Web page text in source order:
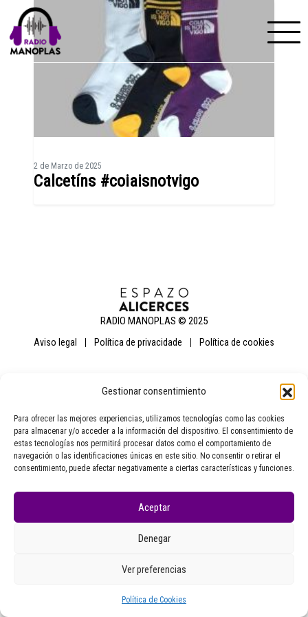
Gestionar consentimiento
Para ofrecer las mejores experiencias, utilizamos tecnologías como las cookies
para almacenar y/o acceder a la información del dispositivo. El consentimiento de
estas tecnologías nos permitirá procesar datos como el comportamiento de
navegación o las identificaciones únicas en este sitio. No consentir o retirar el
consentimiento, puede afectar negativamente a ciertas características y funciones.
Aceptar
Denegar
Ver preferencias
Política de Cookies
Skip to content
2 de Marzo de 2025
Calcetíns #coiaisnotvigo
RADIO MANOPLAS © 2025
aviso legal política de privacidade política de cookies